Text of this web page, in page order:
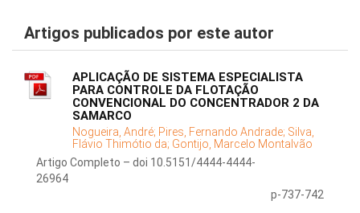
Artigos publicados por este autor
APLICAÇÃO DE SISTEMA ESPECIALISTA
PARA CONTROLE DA FLOTAÇÃO
CONVENCIONAL DO CONCENTRADOR 2 DA
SAMARCO
Nogueira, André; Pires, Fernando Andrade; Silva,
Flávio Thimótio da; Gontijo, Marcelo Montalvão
Artigo Completo – doi 10.5151/4444-4444-
26964
p-737-742